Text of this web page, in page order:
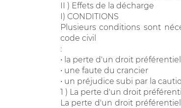
II ) Effets de la décharge
I) CONDITIONS
Plusieurs conditions sont
code civil
:
• la perte d'un droit
• une faute du crancier
• un préjudice subi par la
1 ) La perte d'un droit
La perte d'un droit